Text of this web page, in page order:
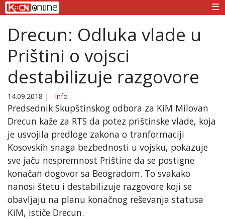
☰
Drecun: Odluka vlade u
Prištini o vojsci
destabilizuje razgovore
14.09.2018 | Info
Predsednik Skupštinskog odbora za KiM Milovan
Drecun kaže za RTS da potez prištinske vlade, koja
je usvojila predloge zakona o tranformaciji
Kosovskih snaga bezbednosti u vojsku, pokazuje
sve jaču nespremnost Prištine da se postigne
konačan dogovor sa Beogradom. To svakako
nanosi štetu i destabilizuje razgovore koji se
obavljaju na planu konačnog reševanja statusa
KiM, ističe Drecun.